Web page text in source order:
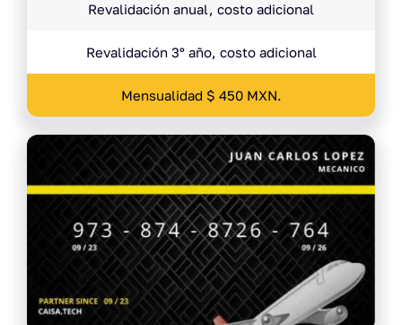
Revalidación anual, costo adicional
Revalidación 3° año, costo adicional
Mensualidad $ 450 MXN.